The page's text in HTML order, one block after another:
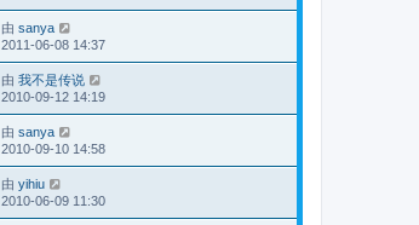
由 sanya
2011-06-08 14:37
由 我不是传说
2010-09-12 14:19
由 sanya
2010-09-10 14:58
由 yihiu
2010-06-09 11:30